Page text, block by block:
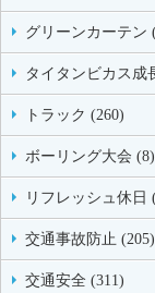
グリーンカーテン
タイタンビカス成
トラック (260)
ボーリング大会 (8)
リフレッシュ休日
交通事故防止 (205)
交通安全 (311)